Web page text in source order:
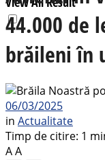
44.000 de
brăileni în
06/03/2025
in Actualitate
Timp de citire: 1
AA